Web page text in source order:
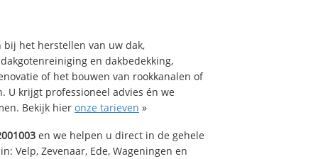
bij het herstellen van uw dak,
en dakbedekking,
of het bouwen van rookkanalen of
U krijgt professioneel advies én we
Bekijk hier onze tarieven »
en we helpen u direct in de gehele
Velp, Zevenaar, Ede, Wageningen en